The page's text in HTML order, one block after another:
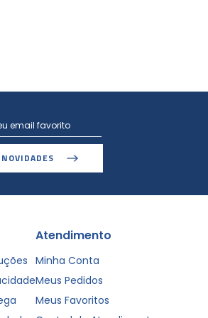
Atendimento
Minha Conta
Meus Pedidos
Meus Favoritos